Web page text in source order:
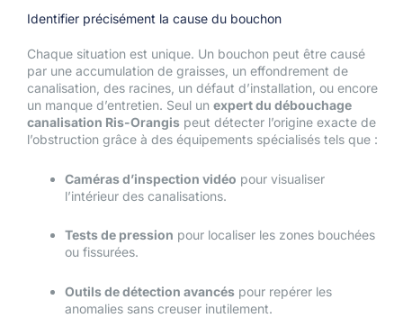
Identifier précisément la cause du bouchon
Chaque situation est unique. Un bouchon peut être causé
par une accumulation de graisses, un effondrement de
canalisation, des racines, un défaut d’installation, ou encore
un manque d’entretien. Seul un expert du débouchage
canalisation Ris-Orangis peut détecter l’origine exacte de
l’obstruction grâce à des équipements spécialisés tels que :
Caméras d’inspection vidéo pour visualiser
l’intérieur des canalisations.
Tests de pression pour localiser les zones bouchées
ou fissurées.
Outils de détection avancés pour repérer les
anomalies sans creuser inutilement.